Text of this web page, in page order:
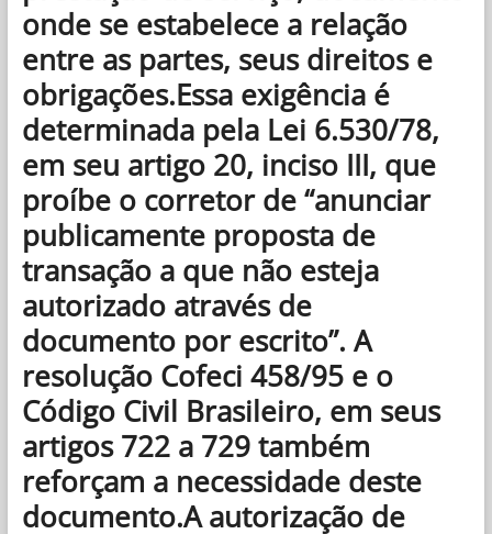
onde se estabelece a relação
entre as partes, seus direitos e
obrigações.Essa exigência é
determinada pela Lei 6.530/78,
em seu artigo 20, inciso III, que
proíbe o corretor de “anunciar
publicamente proposta de
transação a que não esteja
autorizado através de
documento por escrito”. A
resolução Cofeci 458/95 e o
Código Civil Brasileiro, em seus
artigos 722 a 729 também
reforçam a necessidade deste
documento.A autorização de